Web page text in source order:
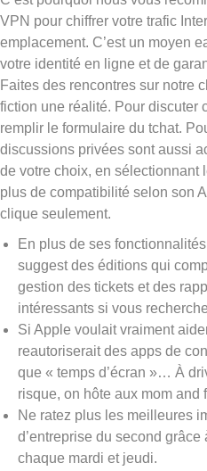
VPN pour chiffrer votre trafic
emplacement. C’est un moyen
votre identité en ligne et de
Faites des rencontres sur notre
fiction une réalité. Pour discuter
remplir le formulaire du tchat.
discussions privées sont aussi
de votre choix, en sélectionnant
plus de compatibilité selon son
clique seulement.
En plus de ses
suggest des éditions qui
gestion des tickets et des
intéressants si vous
Si Apple voulait vraiment
reautoriserait des apps de
que « temps d’écran »… À
risque, on hôte aux mom and
Ne ratez plus les meilleures
d’entreprise du second
chaque mardi et jeudi.